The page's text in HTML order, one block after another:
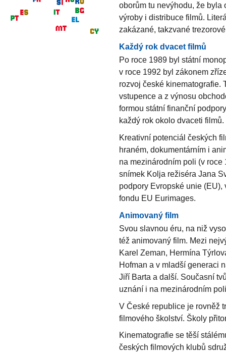
oborům tu nevýhodu, že byla
výroby i distribuce filmů.
zakázané, takzvané
Každý rok dvacet filmů
Po roce 1989 byl státní
v roce 1992 byl zákonem
rozvoj české kinematografie.
vstupence a z výnosu
formou státní finanční
každý rok okolo dvaceti filmů.
Kreativní potenciál českých
hraném, dokumentárním i
na mezinárodním poli (v
snímek Kolja režiséra Jana
podpory Evropské unie
fondu EU Eurimages.
Animovaný film
Svou slavnou éru, na niž
též animovaný film. Mezi
Karel Zeman, Hermína
Hofman a v mladší generaci
Jiří Barta a další. Současní
uznání i na mezinárodním
V České republice je rovněž
filmového školství. Školy
Kinematografie se těší
českých filmových klubů